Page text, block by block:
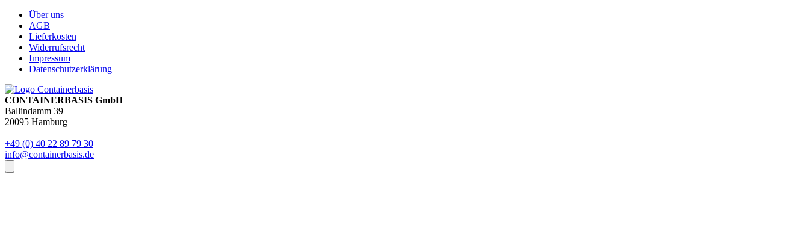
Über uns
AGB
Lieferkosten
Widerrufsrecht
Impressum
Datenschutzerklärung
CONTAINERBASIS GmbH
Ballindamm 39
20095 Hamburg
+49 (0) 40 22 89 79 30
info@containerbasis.de